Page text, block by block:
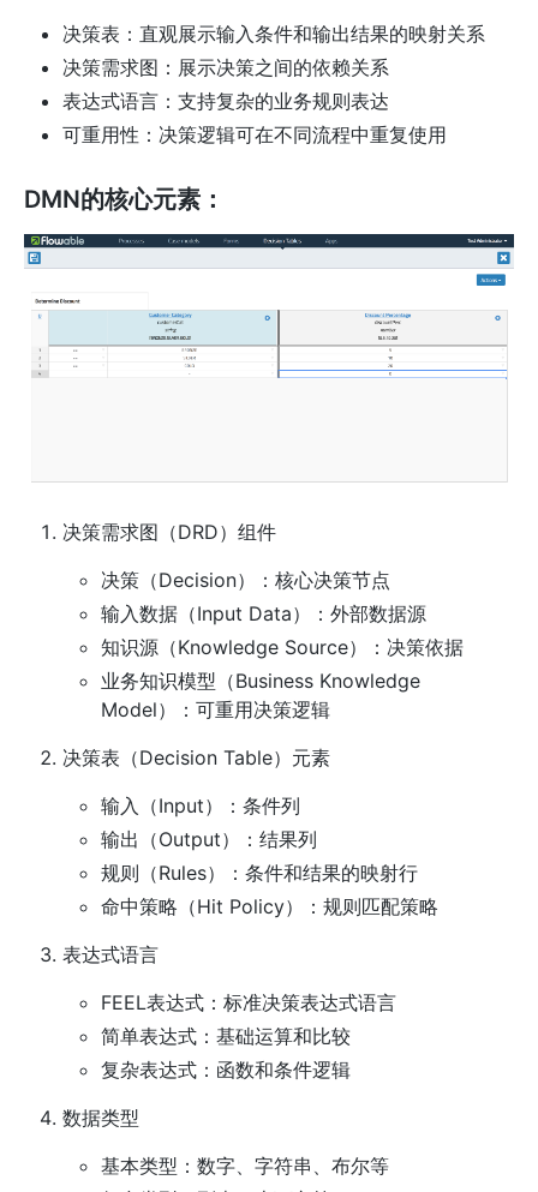
决策表：直观展示输入条件和输出结果的映射关系
决策需求图：展示决策之间的依赖关系
表达式语言：支持复杂的业务规则表达
可重用性：决策逻辑可在不同流程中重复使用
DMN的核心元素：
决策需求图（DRD）组件
决策（Decision）：核心决策节点
输入数据（Input Data）：外部数据源
知识源（Knowledge Source）：决策依据
业务知识模型（Business Knowledge
Model）：可重用决策逻辑
决策表（Decision Table）元素
输入（Input）：条件列
输出（Output）：结果列
规则（Rules）：条件和结果的映射行
命中策略（Hit Policy）：规则匹配策略
表达式语言
FEEL表达式：标准决策表达式语言
简单表达式：基础运算和比较
复杂表达式：函数和条件逻辑
数据类型
基本类型：数字、字符串、布尔等